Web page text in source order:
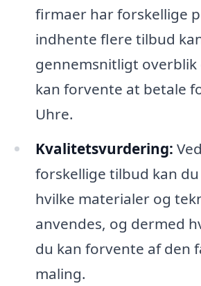
firmaer har forskellige
indhente flere tilbud
gennemsnitligt overblik
kan forvente at betale
Uhre.
Kvalitetsvurdering:
forskellige tilbud kan
hvilke materialer og
anvendes, og dermed
du kan forvente af den
maling.